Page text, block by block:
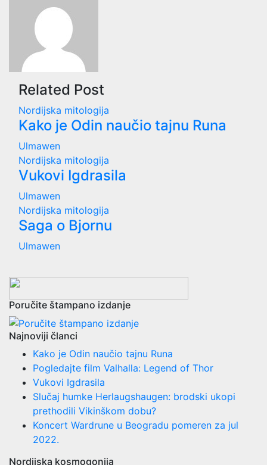
Related Post
Nordijska mitologija
Kako je Odin naučio tajnu Runa
Ulmawen
Nordijska mitologija
Vukovi Igdrasila
Ulmawen
Nordijska mitologija
Saga o Bjornu
Ulmawen
Poručite štampano izdanje
Najnoviji članci
Kako je Odin naučio tajnu Runa
Pogledajte film Valhalla: Legend of Thor
Vukovi Igdrasila
Slučaj humke Herlaugshaugen: brodski ukopi
prethodili Vikinškom dobu?
Koncert Wardrune u Beogradu pomeren za jul
2022.
Nordijska kosmogonija